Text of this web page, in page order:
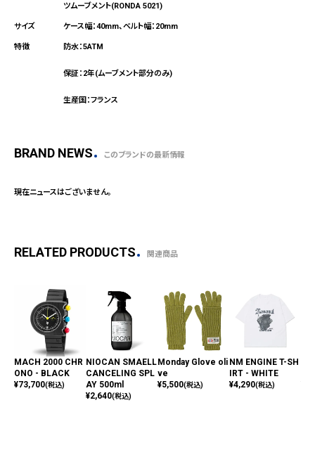
ツムーブメント(RONDA 5021)
ケース幅：40mm、ベルト幅：20mm
防水：5ATM
保証：2年(ムーブメント部分のみ)
生産国：フランス
BRAND NEWS このブランドの最新情報
現在ニュースはございません。
RELATED PRODUCTS 関連商品
MACH 2000 CHR
ONO - BLACK
¥73,700(税込)
NIOCAN SMAELL
CANCELING SPL
AY 500ml
¥2,640(税込)
Monday Glove oli
ve
¥5,500(税込)
NM ENGINE T-SH
IRT - WHITE
¥4,290(税込)